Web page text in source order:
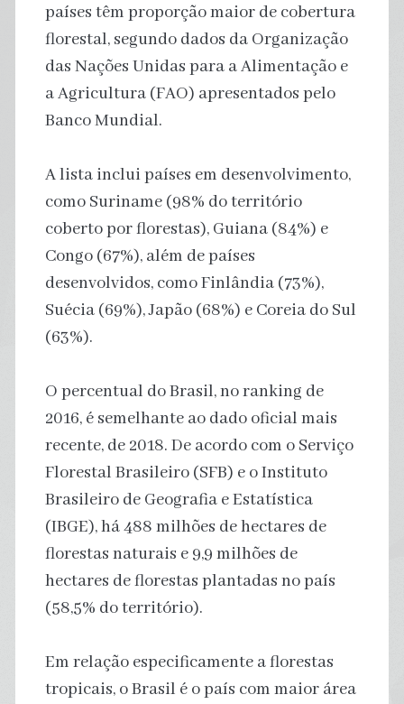
países têm proporção maior de cobertura
florestal, segundo dados da Organização
das Nações Unidas para a Alimentação e
a Agricultura (FAO) apresentados pelo
Banco Mundial.
A lista inclui países em desenvolvimento,
como Suriname (98% do território
coberto por florestas), Guiana (84%) e
Congo (67%), além de países
desenvolvidos, como Finlândia (73%),
Suécia (69%), Japão (68%) e Coreia do Sul
(63%).
O percentual do Brasil, no ranking de
2016, é semelhante ao dado oficial mais
recente, de 2018. De acordo com o Serviço
Florestal Brasileiro (SFB) e o Instituto
Brasileiro de Geografia e Estatística
(IBGE), há 488 milhões de hectares de
florestas naturais e 9,9 milhões de
hectares de florestas plantadas no país
(58,5% do território).
Em relação especificamente a florestas
tropicais, o Brasil é o país com maior área